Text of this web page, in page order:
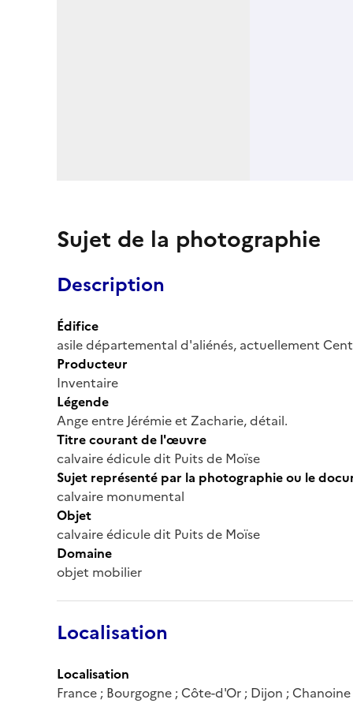
Sujet de la photographie
Description
Édifice
asile départemental d'aliénés, actuellement
Producteur
Inventaire
Légende
Ange entre Jérémie et Zacharie, détail.
Titre courant de l'œuvre
calvaire édicule dit Puits de Moïse
Sujet représenté par la photographie ou le
calvaire monumental
Objet
calvaire édicule dit Puits de Moïse
Domaine
objet mobilier
Localisation
Localisation
France ; Bourgogne ; Côte-d'Or ; Dijon ;